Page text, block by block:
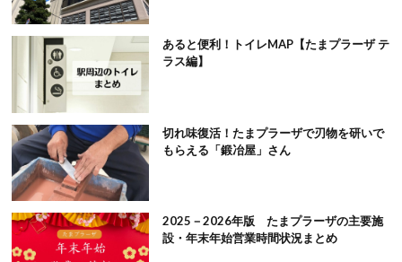
あると便利！トイレMAP【たまプラーザ テ
ラス編】
切れ味復活！たまプラーザで刃物を研いで
もらえる「鍛冶屋」さん
2025－2026年版 たまプラーザの主要施
設・年末年始営業時間状況まとめ